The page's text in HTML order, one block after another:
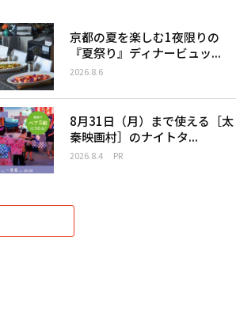
京都の夏を楽しむ1夜限りの
『夏祭り』ディナービュッ...
2026.8.6
8月31日（月）まで使える［太
秦映画村］のナイトタ...
2026.8.4 PR